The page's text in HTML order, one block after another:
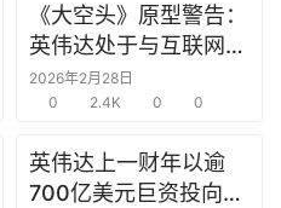
《大空头》原型警告：
英伟达处于与互联网泡
沫时期思科同样的“危
险境地”
2026年2月28日
0
2.4K 0 0
英伟达上一财年以逾
700亿美元巨资投向合